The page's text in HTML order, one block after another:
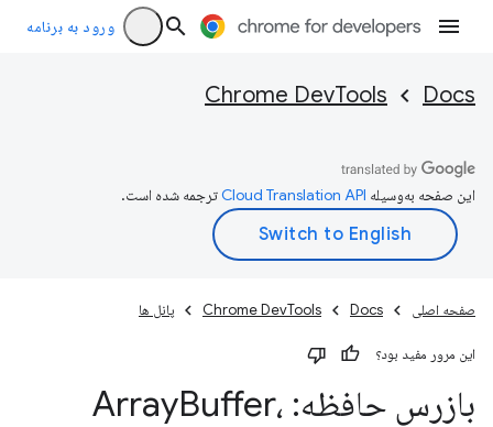
ورود به برنامه
Docs
Chrome DevTools
این صفحه به‌وسیله ترجمه شده است.
صفحه اصلی Docs
Chrome DevTools پانل ها
این مرور مفید بود؟
بازرس حافظه: Array Buffer،